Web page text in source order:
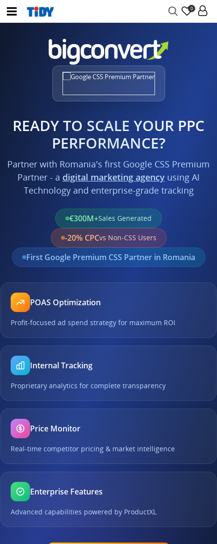
0
READY TO SCALE YOUR PPC
PERFORMANCE?
Partner with Romania's first Google CSS Premium
Partner - a digital marketing agency using AI
Technology and enterprise-grade tracking
€300M+Sales Generated
-20% CPCvs Non-CSS Users
First Google Premium CSS Partner in Romania
POAS Optimization
Profit-focused ad spend strategy for maximum ROI
Internal Tracking
Proprietary analytics for complete transparency
Price Monitor
Real-time competitor pricing & market intelligence
Enterprise Features
Advanced capabilities powered by ProductXL